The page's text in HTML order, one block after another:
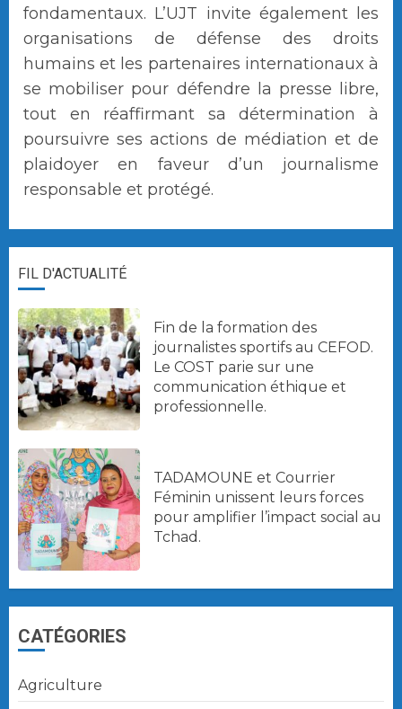
fondamentaux. L’UJT invite également les
organisations de défense des droits
humains et les partenaires internationaux à
se mobiliser pour défendre la presse libre,
tout en réaffirmant sa détermination à
poursuivre ses actions de médiation et de
plaidoyer en faveur d’un journalisme
responsable et protégé.
FIL D'ACTUALITÉ
Fin de la formation des
journalistes sportifs au CEFOD.
Le COST parie sur une
communication éthique et
professionnelle.
TADAMOUNE et Courrier
Féminin unissent leurs forces
pour amplifier l’impact social au
Tchad.
CATÉGORIES
Agriculture